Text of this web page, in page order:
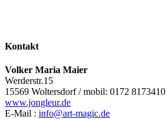
Kontakt
Volker Maria Maier
Werderstr.15
15569 Woltersdorf / mobil: 0172 8173410
www.jongleur.de
E-Mail : info@art-magic.de